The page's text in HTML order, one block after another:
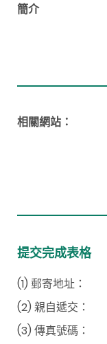
簡介
相關網站：
提交完成表格
(1) 郵寄地址：
(2) 親自遞交：
(3) 傳真號碼：